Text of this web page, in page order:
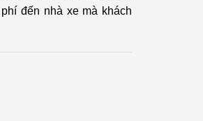
đến nhà xe mà khách